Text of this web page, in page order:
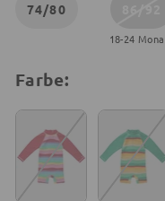
74/80
18-24
Farbe: